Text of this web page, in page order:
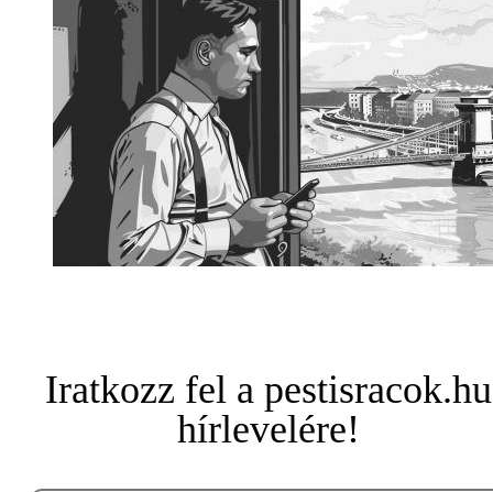
Iratkozz fel a pestisracok.hu
hírlevelére!